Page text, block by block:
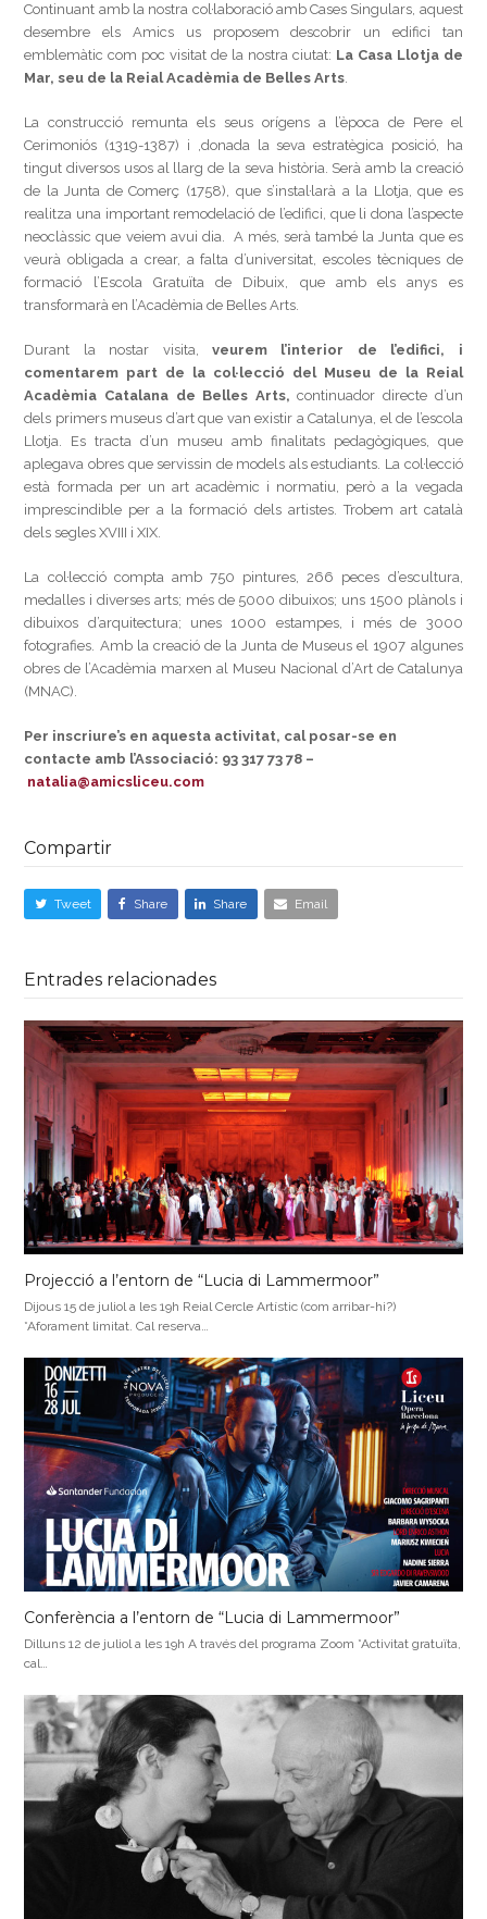
Continuant amb la nostra col·laboració amb Cases Singulars, aquest
desembre els Amics us proposem descobrir un edifici tan
emblemàtic com poc visitat de la nostra ciutat: La Casa Llotja de
Mar, seu de la Reial Acadèmia de Belles Arts
La construcció remunta els seus orígens a l’època de Pere el
Cerimoniós (1319-1387) i ,donada la seva estratègica posició, ha
tingut diversos usos al llarg de la seva història. Serà amb la creació
de la Junta de Comerç (1758), que s’instal·larà a la Llotja, que es
realitza una important remodelació de l’edifici, que li dona l’aspecte
neoclàssic que veiem avui dia. A més, serà també la Junta que es
veurà obligada a crear, a falta d’universitat, escoles tècniques de
formació l’Escola Gratuïta de Dibuix, que amb els anys es
transformarà en l’Acadèmia de Belles Arts.
Durant la nostar visita, veurem l’interior de l’edifici, i
comentarem part de la col·lecció del Museu de la Reial
Acadèmia Catalana de Belles Arts, continuador directe d’un
dels primers museus d’art que van existir a Catalunya, el de l’escola
Llotja. Es tracta d’un museu amb finalitats pedagògiques, que
aplegava obres que servissin de models als estudiants. La col·lecció
està formada per un art acadèmic i normatiu, però a la vegada
imprescindible per a la formació dels artistes. Trobem art català
dels segles XVIII i XIX.
La col·lecció compta amb 750 pintures, 266 peces d’escultura,
medalles i diverses arts; més de 5000 dibuixos; uns 1500 plànols i
dibuixos d’arquitectura; unes 1000 estampes, i més de 3000
fotografies. Amb la creació de la Junta de Museus el 1907 algunes
obres de l’Acadèmia marxen al Museu Nacional d’Art de Catalunya
(MNAC).
Per inscriure’s en aquesta activitat, cal posar-se en
contacte amb l’Associació: 93 317 73 78 –
natalia@amicsliceu.com
Compartir
Tweet Share Share Email
Entrades relacionades
Projecció a l’entorn de “Lucia di Lammermoor”
Dijous 15 de juliol a les 19h Reial Cercle Artístic (com arribar-hi?)
*Aforament limitat. Cal reserva…
Conferència a l’entorn de “Lucia di Lammermoor”
Dilluns 12 de juliol a les 19h A través del programa Zoom *Activitat gratuïta,
cal…